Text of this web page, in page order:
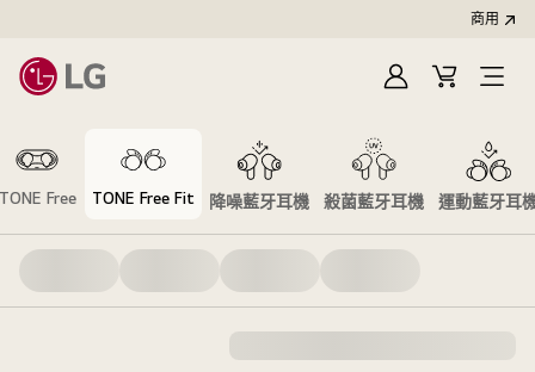
商用
登
購
開
選
單
Free TONE Free Fit 降噪藍牙耳機 殺菌藍牙耳機 運動藍牙耳